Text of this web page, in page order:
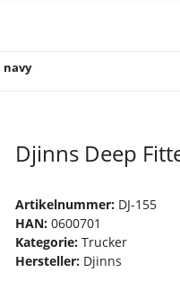
navy
Djinns Deep
Artikelnummer: DJ-155
HAN: 0600701
Kategorie: Trucker
Hersteller: Djinns